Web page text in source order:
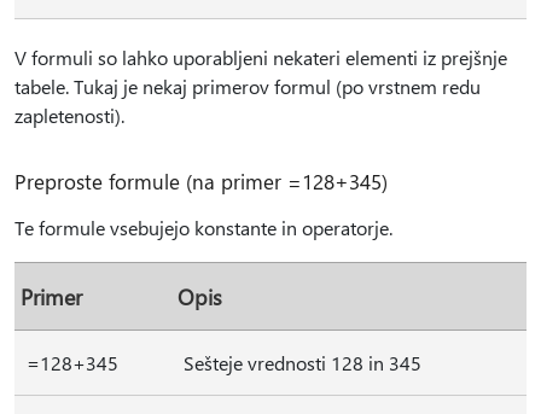
V formuli so lahko uporabljeni nekateri elementi iz prejšnje
tabele. Tukaj je nekaj primerov formul (po vrstnem redu
zapletenosti).
Preproste formule (na primer =128+345)
Te formule vsebujejo konstante in operatorje.
Primer Opis
=128+345 Sešteje vrednosti 128 in 345